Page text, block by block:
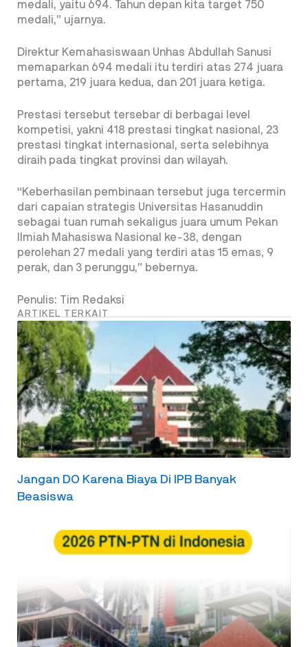
medali, yaitu 694. Tahun depan kita target 750
medali,” ujarnya.
Direktur Kemahasiswaan Unhas Abdullah Sanusi
memaparkan 694 medali itu terdiri atas 274 juara
pertama, 219 juara kedua, dan 201 juara ketiga.
Prestasi tersebut tersebar di berbagai level
kompetisi, yakni 418 prestasi tingkat nasional, 23
prestasi tingkat internasional, serta selebihnya
diraih pada tingkat provinsi dan wilayah.
“Keberhasilan pembinaan tersebut juga tercermin
dari capaian strategis Universitas Hasanuddin
sebagai tuan rumah sekaligus juara umum Pekan
Ilmiah Mahasiswa Nasional ke-38, dengan
perolehan 27 medali yang terdiri atas 15 emas, 9
perak, dan 3 perunggu,” bebernya.
Penulis: Tim Redaksi
ARTIKEL TERKAIT
Jangan DO Karena Biaya Di IPB Banyak
Beasiswa